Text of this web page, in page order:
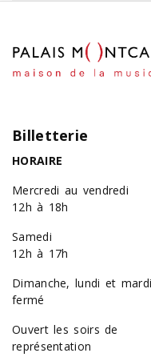
Billetterie
HORAIRE
Mercredi au vendredi
12h à 18h
Samedi
12h à 17h
Dimanche, lundi et mardi
fermé
Ouvert les soirs de
représentation